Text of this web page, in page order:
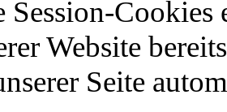
Session-
Website
Seite